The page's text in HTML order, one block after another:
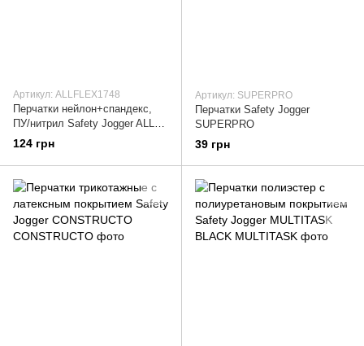
Артикул: ALLFLEX1748
Перчатки нейлон+спандекс,
ПУ/нитрил Safety Jogger ALL
FLEX,
124 грн
Артикул: SUPERPRO
Перчатки Safety Jogger
SUPERPRO
39 грн